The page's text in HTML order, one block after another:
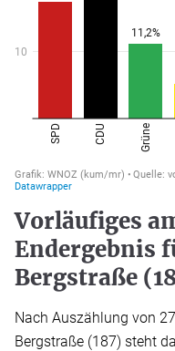
Vorläufiges
Endergebnis
Bergstraße
Nach Auszählung von
Bergstraße (187) steht